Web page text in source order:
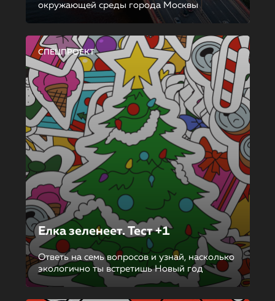
окружающей среды города Москвы
СПЕЦПРОЕКТ
Елка зеленеет. Тест +1
Ответь на семь вопросов и узнай, насколько
экологично ты встретишь Новый год